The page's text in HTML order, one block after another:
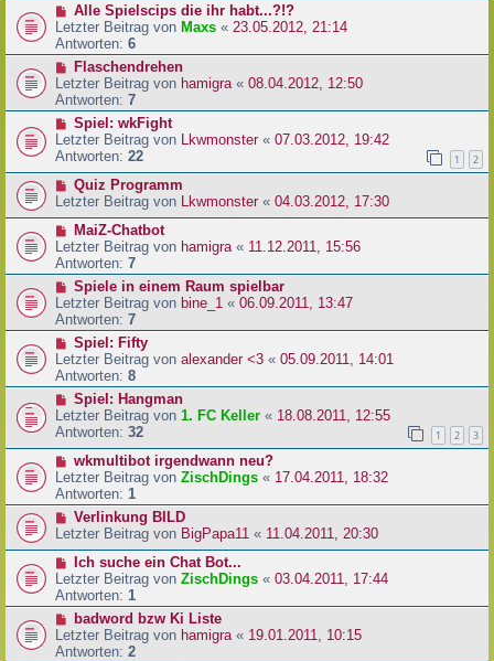
Alle Spielscips die ihr habt...?!?
Letzter Beitrag von Maxs « 23.05.2012, 21:14
Antworten: 6
Flaschendrehen
Letzter Beitrag von hamigra « 08.04.2012, 12:50
Antworten: 7
Spiel: wkFight
Letzter Beitrag von
Lkwmonster« 07.03.2012, 19:42
Antworten: 22 1 2
Quiz Programm
Letzter Beitrag von
Lkwmonster « 04.03.2012, 17:30
MaiZ-Chatbot
Letzter Beitrag von hamigra « 11.12.2011, 15:56
Antworten: 7
Spiele in einem Raum spielbar
Letzter Beitrag von bine_1 « 06.09.2011, 13:47
Antworten: 7
Spiel: Fifty
Letzter Beitrag von alexander <3 « 05.09.2011, 14:01
Antworten: 8
Spiel: Hangman
Letzter Beitrag von 1. FC Keller « 18.08.2011, 12:55
Antworten: 32 1 2 3
wkmultibot irgendwann neu?
Letzter Beitrag von ZischDings « 17.04.2011, 18:32
Antworten: 1
Verlinkung BILD
Letzter Beitrag von BigPapa11 « 11.04.2011, 20:30
Ich suche ein Chat Bot...
Letzter Beitrag von ZischDings « 03.04.2011, 17:44
Antworten: 1
badword bzw Ki Liste
Letzter Beitrag von hamigra « 19.01.2011, 10:15
Antworten: 2